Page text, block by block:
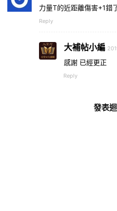
力量T的近距離傷害+1錯
Reply
大補帖小編
感謝 已經更正
Reply
發表